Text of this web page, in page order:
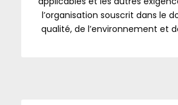
l’organisation souscrit dans le
qualité, de l’environnement et